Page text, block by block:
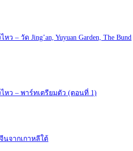
ว – วัด Jing’an, Yuyuan Garden, The Bund
หว – พาร์ทเตรียมตัว (ตอนที่ 1)
จากเกาหลีใต้